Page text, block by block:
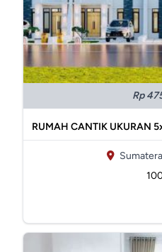
Rp
RUMAH CANTIK UKURAN